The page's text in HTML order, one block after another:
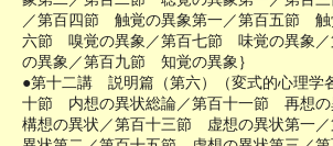
／第百四節 触覚の異象第一／第百五節 触
六節 嗅覚の異象／第百七節 味覚の異象
の異象／第百九節 知覚の異象｝
●第十二講 説明篇（第六）（変式的心理
十節 内想の異状総論／第百十一節 再想
構想の異状／第百十三節 虚想の異状第一